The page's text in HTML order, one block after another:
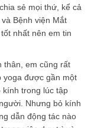
sẻ mọi thứ, kể cả
Bệnh viện Mắt
nhất nên em tin
thân, em cũng rất
yoga được gần một
kính trong lúc tập
Nhưng bỏ kính
dẫn động tác nào